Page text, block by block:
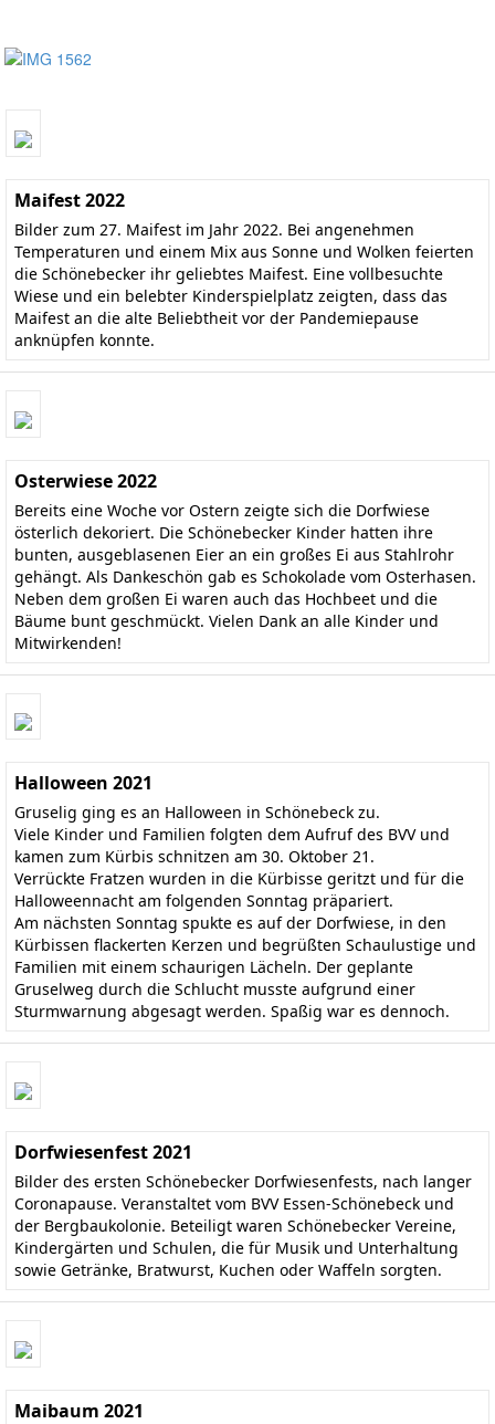
Maifest 2022
Bilder zum 27. Maifest im Jahr 2022. Bei angenehmen
Temperaturen und einem Mix aus Sonne und Wolken feierten
die Schönebecker ihr geliebtes Maifest. Eine vollbesuchte
Wiese und ein belebter Kinderspielplatz zeigten, dass das
Maifest an die alte Beliebtheit vor der Pandemiepause
anknüpfen konnte.
Osterwiese 2022
Bereits eine Woche vor Ostern zeigte sich die Dorfwiese
österlich dekoriert. Die Schönebecker Kinder hatten ihre
bunten, ausgeblasenen Eier an ein großes Ei aus Stahlrohr
gehängt. Als Dankeschön gab es Schokolade vom Osterhasen.
Neben dem großen Ei waren auch das Hochbeet und die
Bäume bunt geschmückt. Vielen Dank an alle Kinder und
Mitwirkenden!
Halloween 2021
Gruselig ging es an Halloween in Schönebeck zu.
Viele Kinder und Familien folgten dem Aufruf des BVV und
kamen zum Kürbis schnitzen am 30. Oktober 21.
Verrückte Fratzen wurden in die Kürbisse geritzt und für die
Halloweennacht am folgenden Sonntag präpariert.
Am nächsten Sonntag spukte es auf der Dorfwiese, in den
Kürbissen flackerten Kerzen und begrüßten Schaulustige und
Familien mit einem schaurigen Lächeln. Der geplante
Gruselweg durch die Schlucht musste aufgrund einer
Sturmwarnung abgesagt werden. Spaßig war es dennoch.
Dorfwiesenfest 2021
Bilder des ersten Schönebecker Dorfwiesenfests, nach langer
Coronapause. Veranstaltet vom BVV Essen-Schönebeck und
der Bergbaukolonie. Beteiligt waren Schönebecker Vereine,
Kindergärten und Schulen, die für Musik und Unterhaltung
sowie Getränke, Bratwurst, Kuchen oder Waffeln sorgten.
Maibaum 2021